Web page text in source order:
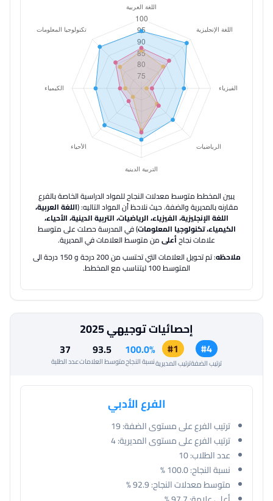
يبين المخطط متوسط معدلات النجاح للمواد الدراسية الخاصة بالفرع
مقارنه بالمديرية والضفة.حيث نلاحظ أن المواد التاليه: (اللغة العربية،
اللغة الإنجليزية، الفيزياء، الرياضيات، التربية الدينية، الأحياء،
الكيمياء، تكنولوجيا المعلومات) في المدرسة حصلت على متوسط
علامات نجاحأعلىمن متوسط العلامات في المديرية.
ملاحظه
: تم تحويل العلامات التي تحتسب من 200 درجة و 150 درجة الى
المتوسط 100 ليتناسب مع المخطط.
إحصائيات توجيهي 2025
#4
ترتيب الضفة
#1
ترتيب المديرية
100.0%
نسبة النجاح
93.5
متوسط العلامات
37
عدد الطلبة
الفرع الأدبي
ترتيب الفرع على مستوى الضفة:19
ترتيب الفرع على مستوى المديرية:4
عدد الطلاب:10
نسبة النجاح:100.0 %
متوسط معدلات النجاح:92.9 %